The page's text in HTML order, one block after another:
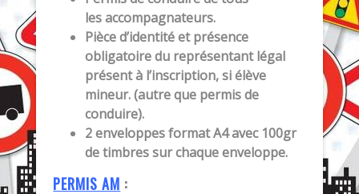
les accompagnateurs.
Pièce d’identité et présence
obligatoire du représentant légal
présent à l’inscription, si élève
mineur. (autre que permis de
conduire).
2 enveloppes format A4 avec 100gr
de timbres sur chaque enveloppe.
PERMIS AM :